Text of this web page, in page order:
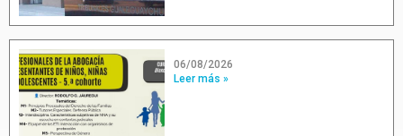
06/08/2026
Leer más »